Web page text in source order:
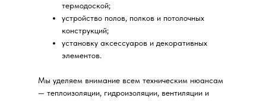
термодоской;
устройство полов, полков и потолочных
конструкций;
установку аксессуаров и декоративных
элементов.
Мы уделяем внимание всем техническим нюансам
— теплоизоляции, гидроизоляции, вентиляции и